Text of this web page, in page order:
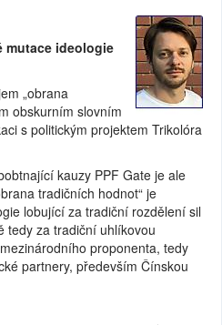
mutace ideologie
„obrana
obskurním slovním
s politickým projektem Trikolóra
kauzy PPF Gate je ale
tradičních hodnot“ je
lobující za tradiční rozdělení sil
tedy za tradiční uhlíkovou
proponenta, tedy
partnery, především Čínskou